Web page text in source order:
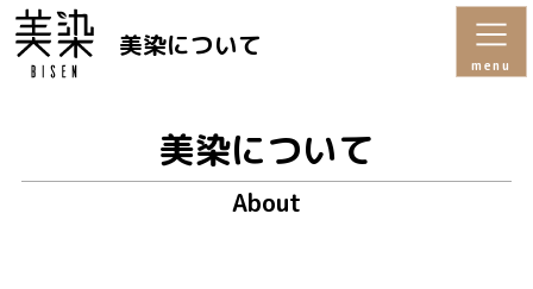
美染について
menu
美染について
About